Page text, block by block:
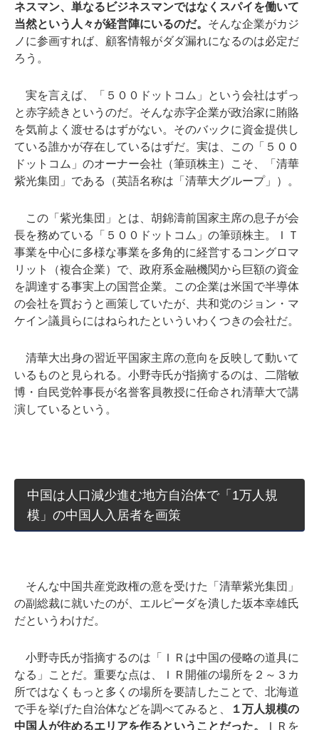
ネスマン、単なるビジネスマンではなくスパイを働いて
当然という人々が経営陣にいるのだ。 そんな企業がカジ
ノに参画すれば、顧客情報がダダ漏れになるのは必定だ
ろう。
実を言えば、「５００ドットコム」という会社はずっ
と赤字続きというのだ。そんな赤字企業が政治家に賄賂
を気前よく渡せるはずがない。そのバックに資金提供し
ている誰かが存在しているはずだ。実は、この「５００
ドットコム」のオーナー会社（筆頭株主）こそ、「清華
紫光集団」である（英語名称は「清華大グループ」）。
この「紫光集団」とは、胡錦濤前国家主席の息子が会
長を務めている「５００ドットコム」の筆頭株主。ＩＴ
事業を中心に多様な事業を多角的に経営するコングロマ
リット（複合企業）で、政府系金融機関から巨額の資金
を調達する事実上の国営企業。この企業は米国で半導体
の会社を買おうと画策していたが、共和党のジョン・マ
ケイン議員らにはねられたといういわくつきの会社だ。
清華大出身の習近平国家主席の意向を反映して動いて
いるものと見られる。小野寺氏が指摘するのは、二階敏
博・自民党幹事長が名誉客員教授に任命され清華大で講
演しているという。
中国は人口減少進む地方自治体で「1万人規
模」の中国人入居者を画策
そんな中国共産党政権の意を受けた「清華紫光集団」
の副総裁に就いたのが、エルピーダを潰した坂本幸雄氏
だというわけだ。
小野寺氏が指摘するのは「ＩＲは中国の侵略の道具に
なる」ことだ。重要な点は、ＩＲ開催の場所を２～３カ
所ではなくもっと多くの場所を要請したことで、北海道
で手を挙げた自治体などを調べてみると、
１万人規模の
中国人が住めるエリアを作るということだった。
ＩＲを